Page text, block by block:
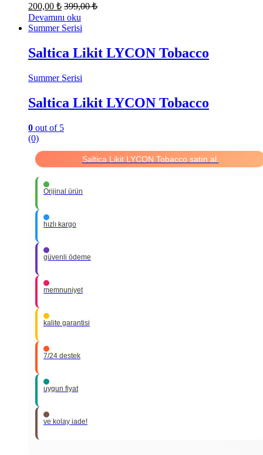
200,00 ₺ 399,00₺
Devamını oku
Summer Serisi
Saltica Likit LYCON Tobacco
Summer Serisi
Saltica Likit LYCON Tobacco
0 out of 5
(0)
Saltica Likit LYCON Tobacco satın al.
Orijinal ürün
hızlı kargo
güvenli ödeme
memnuniyet
kalite garantisi
7/24 destek
uygun fiyat
ve kolay iade!